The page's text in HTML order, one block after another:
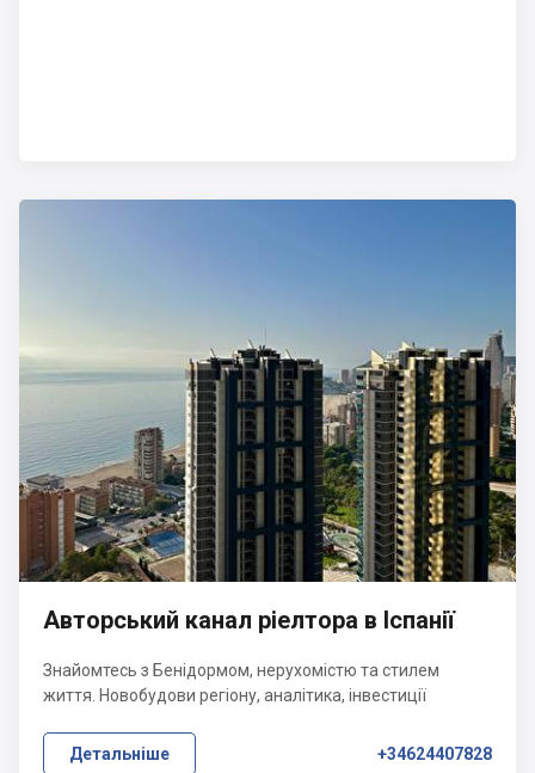
Авторський канал ріелтора в Іспанії
Знайомтесь з Бенідормом, нерухомістю та стилем
життя. Новобудови регіону, аналітика, інвестиції
Детальніше +34624407828